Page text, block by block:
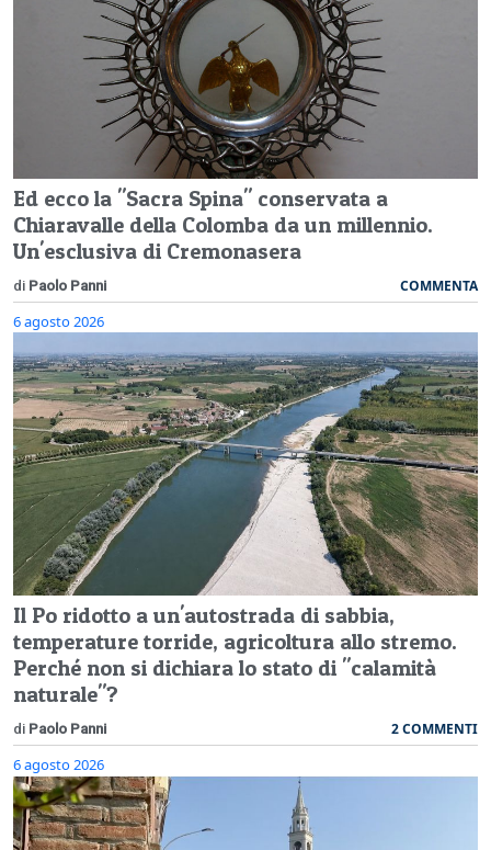
Ed ecco la "Sacra Spina" conservata a
Chiaravalle della Colomba da un millennio.
Un'esclusiva di Cremonasera
di Paolo Panni COMMENTA
6 agosto 2026
Il Po ridotto a un'autostrada di sabbia,
temperature torride, agricoltura allo stremo.
Perché non si dichiara lo stato di "calamità
naturale"?
di Paolo Panni 2 COMMENTI
6 agosto 2026